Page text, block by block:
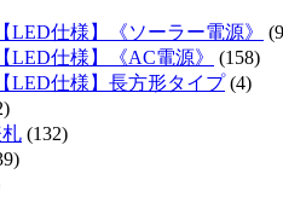
LED仕様】《ソーラー電源》
LED仕様】《AC電源》
(158)
LED仕様】長方形タイプ(4)
(132)